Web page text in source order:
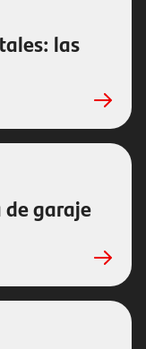
las
garaje